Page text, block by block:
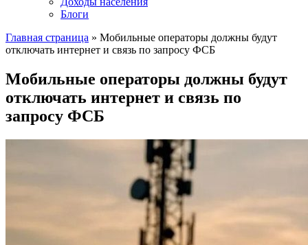
Блоги
Главная страница » Мобильные операторы должны будут
отключать интернет и связь по запросу ФСБ
Мобильные операторы должны будут
отключать интернет и связь по
запросу ФСБ